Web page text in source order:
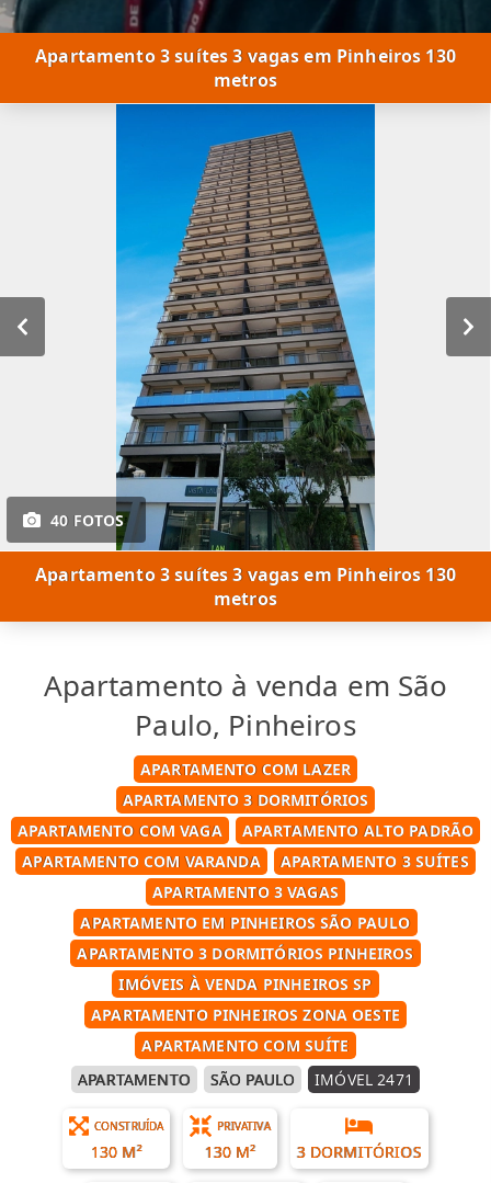
Apartamento 3 suítes 3 vagas em Pinheiros 130
metros
40 FOTOS
Apartamento 3 suítes 3 vagas em Pinheiros 130
metros
Apartamento à venda em São
Paulo, Pinheiros
APARTAMENTO COM LAZER
APARTAMENTO 3 DORMITÓRIOS
APARTAMENTO COM VAGA
APARTAMENTO ALTO PADRÃO
APARTAMENTO COM VARANDA
APARTAMENTO 3 SUÍTES
APARTAMENTO 3 VAGAS
APARTAMENTO EM PINHEIROS SÃO PAULO
APARTAMENTO 3 DORMITÓRIOS PINHEIROS
IMÓVEIS À VENDA PINHEIROS SP
APARTAMENTO PINHEIROS ZONA OESTE
APARTAMENTO COM SUÍTE
APARTAMENTO
SÃO PAULO IMÓVEL 2471
CONSTRUÍDA
130 M²
PRIVATIVA
130 M² 3 DORMITÓRIOS